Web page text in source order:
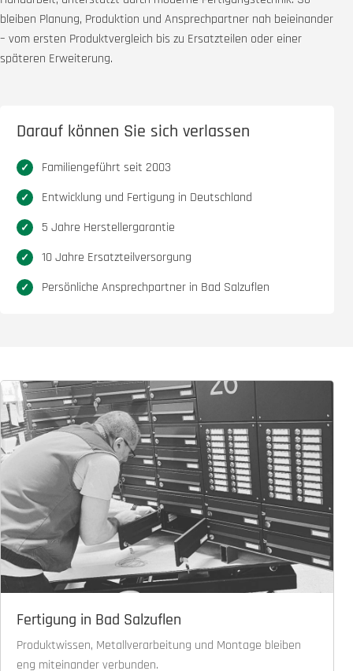
bleiben Planung, Produktion und Ansprechpartner nah beieinander
– vom ersten Produktvergleich bis zu Ersatzteilen oder einer
späteren Erweiterung.
Darauf können Sie sich verlassen
Familiengeführt seit 2003
Entwicklung und Fertigung in Deutschland
5 Jahre Herstellergarantie
10 Jahre Ersatzteilversorgung
Persönliche Ansprechpartner in Bad Salzuflen
Fertigung in Bad Salzuflen
Produktwissen, Metallverarbeitung und Montage bleiben
eng miteinander verbunden.